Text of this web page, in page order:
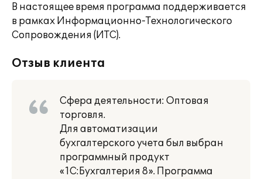
В настоящее время программа поддерживается
в рамках Информационно-Технологического
Сопровождения (ИТС).
Отзыв клиента
Сфера деятельности: Оптовая
торговля.
Для автоматизации
бухгалтерского учета был выбран
программный продукт
«1С:Бухгалтерия 8». Программа